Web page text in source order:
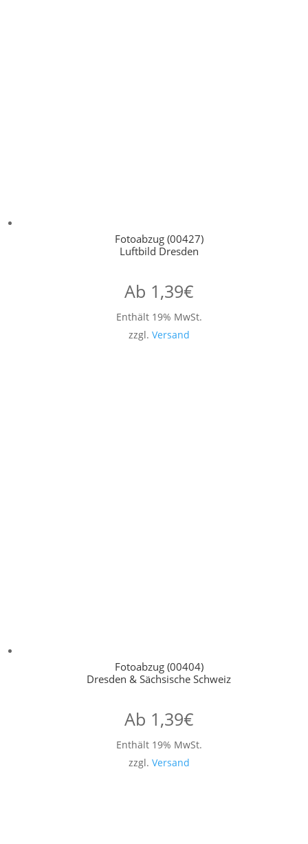
Fotoabzug (00427)
Luftbild Dresden
Ab 1,39€
Enthält 19% MwSt.
zzgl. Versand
Fotoabzug (00404)
Dresden & Sächsische Schweiz
Ab 1,39€
Enthält 19% MwSt.
zzgl. Versand